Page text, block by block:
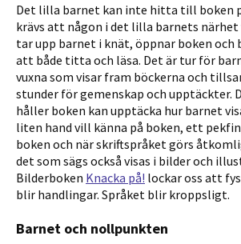
Det lilla barnet kan inte hitta till boken
krävs att någon i det lilla barnets närhet
tar upp barnet i knät, öppnar boken och
att både titta och läsa. Det är tur för
vuxna som visar fram böckerna och
stunder för gemenskap och upptäckter.
håller boken kan upptäcka hur barnet
liten hand vill känna på boken, ett
boken och när skriftspråket görs
det som sägs också visas i bilder och
Bilderboken Knacka på! lockar oss att
blir handlingar. Språket blir kroppsligt.
Barnet och nollpunkten